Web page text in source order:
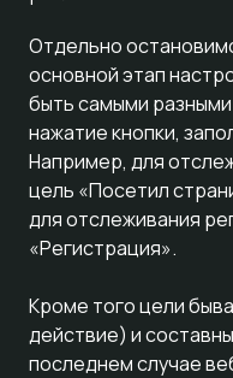
Отдельно
основной этап
быть самыми
нажатие кнопки,
Например, для
цель «Посетил
для отслеживания
«Регистрация».
Кроме того цели
действие) и
последнем случае